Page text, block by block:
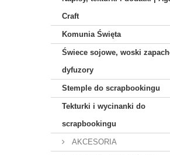
Craft
Komunia Święta
Świece sojowe, woski
dyfuzory
Stemple do scrapbookingu
Tekturki i wycinanki do
scrapbookingu
AKCESORIA